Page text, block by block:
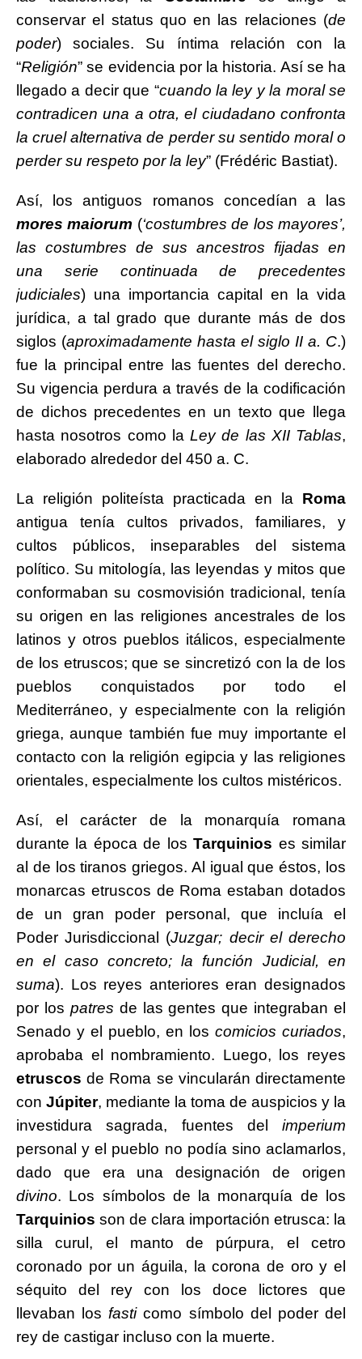
conservar el status quo en las relaciones (de
poder) sociales. Su íntima relación con la
“Religión” se evidencia por la historia. Así se ha
llegado a decir que “cuando la ley y la moral se
contradicen una a otra, el ciudadano confronta
la cruel alternativa de perder su sentido moral o
perder su respeto por la ley” (Frédéric Bastiat).
Así, los antiguos romanos concedían a las
mores maiorum (‘costumbres de los mayores’,
las costumbres de sus ancestros fijadas en
una serie continuada de precedentes
judiciales) una importancia capital en la vida
jurídica, a tal grado que durante más de dos
siglos (aproximadamente hasta el siglo II a. C.)
fue la principal entre las fuentes del derecho.
Su vigencia perdura a través de la codificación
de dichos precedentes en un texto que llega
hasta nosotros como la Ley de las XII Tablas,
elaborado alrededor del 450 a. C.
La religión politeísta practicada en la Roma
antigua tenía cultos privados, familiares, y
cultos públicos, inseparables del sistema
político. Su mitología, las leyendas y mitos que
conformaban su cosmovisión tradicional, tenía
su origen en las religiones ancestrales de los
latinos y otros pueblos itálicos, especialmente
de los etruscos; que se sincretizó con la de los
pueblos conquistados por todo el
Mediterráneo, y especialmente con la religión
griega, aunque también fue muy importante el
contacto con la religión egipcia y las religiones
orientales, especialmente los cultos mistéricos.
Así, el carácter de la monarquía romana
durante la época de losTarquinios es similar
al de los tiranos griegos. Al igual que éstos, los
monarcas etruscos de Roma estaban dotados
de un gran poder personal, que incluía el
Poder Jurisdiccional (Juzgar; decir el derecho
en el caso concreto; la función Judicial, en
suma). Los reyes anteriores eran designados
por los patres de las gentes que integraban el
Senado y el pueblo, en los comicios curiados,
aprobaba el nombramiento. Luego, los reyes
etruscos de Roma se vincularán directamente
con Júpiter, mediante la toma de auspicios y la
investidura sagrada, fuentes del imperium
personal y el pueblo no podía sino aclamarlos,
dado que era una designación de origen
divino. Los símbolos de la monarquía de los
Tarquinios son de clara importación etrusca: la
silla curul, el manto de púrpura, el cetro
coronado por un águila, la corona de oro y el
séquito del rey con los doce lictores que
llevaban los fasticomo símbolo del poder del
rey de castigar incluso con la muerte.